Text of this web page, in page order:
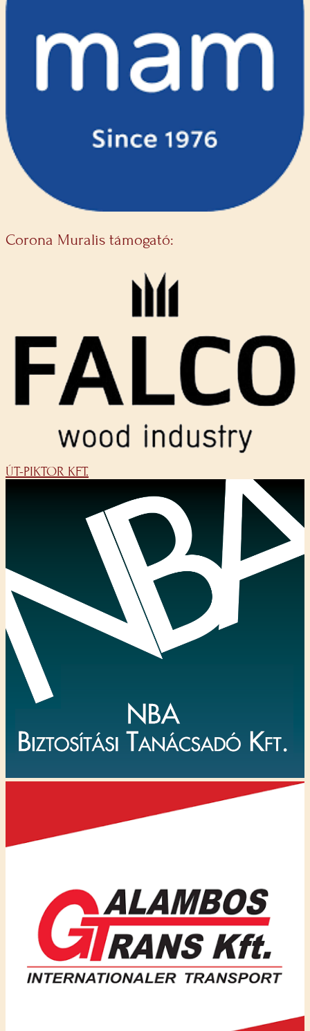
Corona Muralis támogató:
ÚT-PIKTOR KFT.